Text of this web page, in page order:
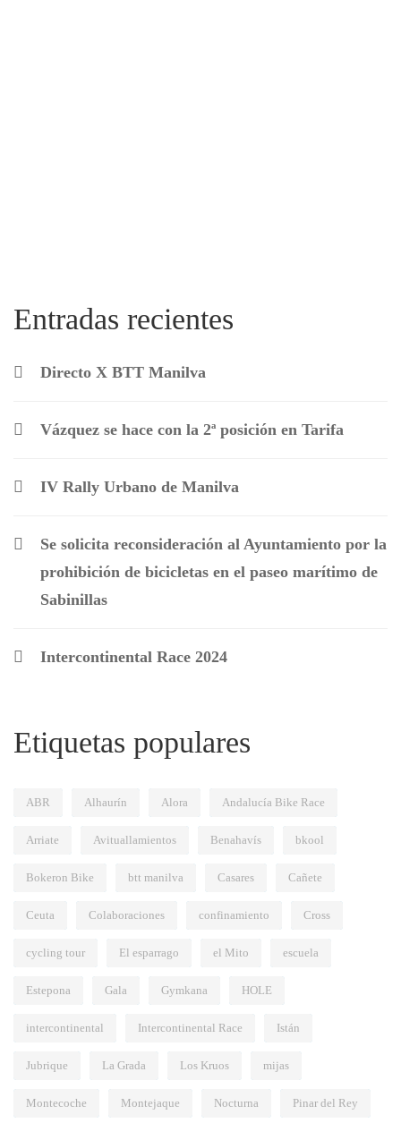
Entradas recientes
Directo X BTT Manilva
Vázquez se hace con la 2ª posición en Tarifa
IV Rally Urbano de Manilva
Se solicita reconsideración al Ayuntamiento por la
prohibición de bicicletas en el paseo marítimo de
Sabinillas
Intercontinental Race 2024
Etiquetas populares
ABR Alhaurín Alora Andalucía Bike Race
Arriate Avituallamientos Benahavís bkool
Bokeron Bike btt manilva Casares Cañete
Ceuta Colaboraciones confinamiento Cross
cycling tour El esparrago el Mito escuela
Estepona Gala Gymkana HOLE
intercontinental Intercontinental Race Istán
Jubrique La Grada Los Kruos mijas
Montecoche Montejaque Nocturna Pinar del Rey